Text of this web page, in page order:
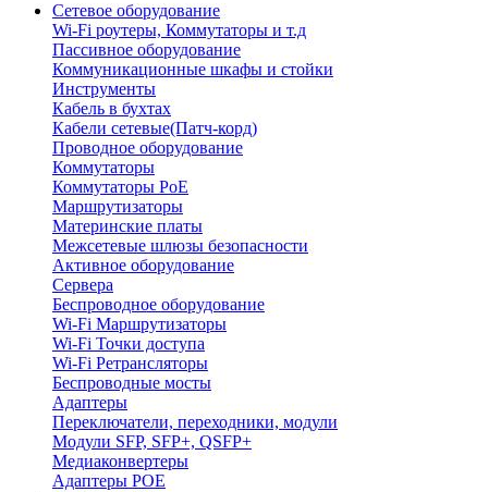
Сетевое оборудование
Wi-Fi роутеры, Коммутаторы и т.д
Пассивное оборудование
Коммуникационные шкафы и стойки
Инструменты
Кабель в бухтах
Кабели сетевые(Патч-корд)
Проводное оборудование
Коммутаторы
Коммутаторы PoE
Маршрутизаторы
Материнские платы
Межсетевые шлюзы безопасности
Активное оборудование
Сервера
Беспроводное оборудование
Wi-Fi Маршрутизаторы
Wi-Fi Точки доступа
Wi-Fi Ретрансляторы
Беспроводные мосты
Адаптеры
Переключатели, переходники, модули
Модули SFP, SFP+, QSFP+
Медиаконвертеры
Адаптеры POE